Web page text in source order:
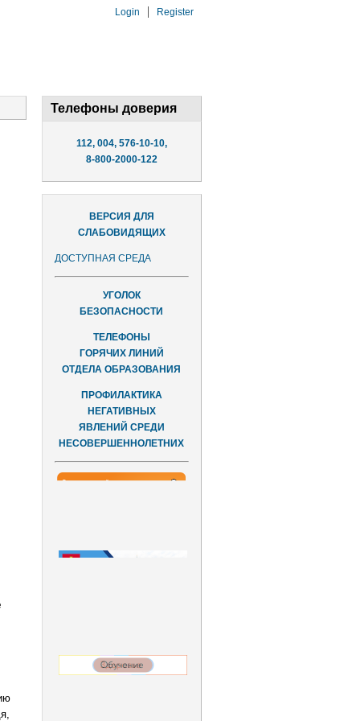
Login Register
Телефоны доверия
112, 004, 576-10-10,
8-800-2000-122
ВЕРСИЯ ДЛЯ
СЛАБОВИДЯЩИХ
ДОСТУПНАЯ СРЕДА
УГОЛОК
БЕЗОПАСНОСТИ
ТЕЛЕФОНЫ
ГОРЯЧИХ ЛИНИЙ
ОТДЕЛА ОБРАЗОВАНИЯ
ПРОФИЛАКТИКА
НЕГАТИВНЫХ
ЯВЛЕНИЙ СРЕДИ
НЕСОВЕРШЕННОЛЕТНИХ